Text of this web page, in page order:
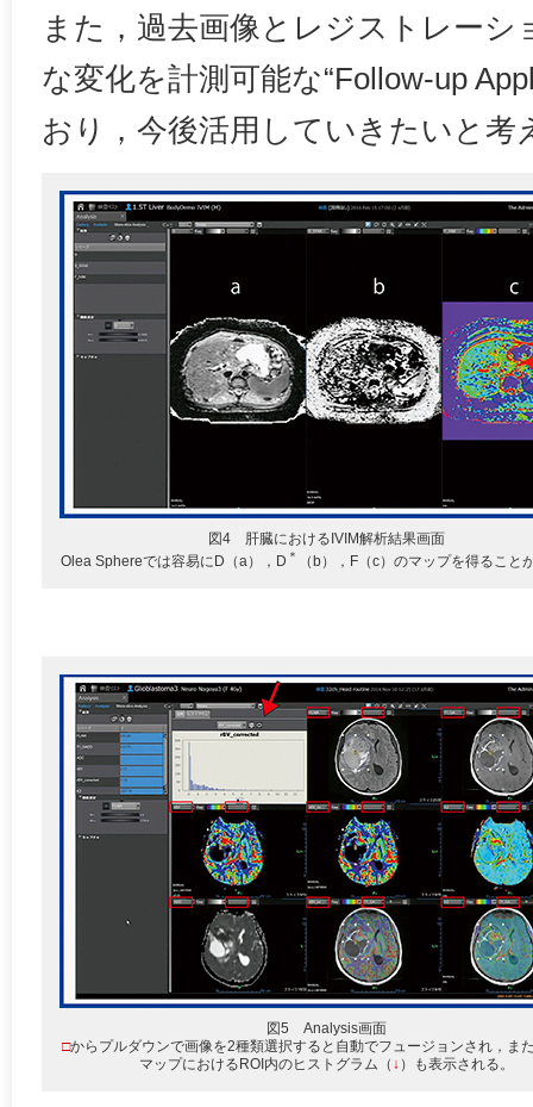
また，過去画像とレジストレーシ
な変化を計測可能な“Follow-up
おり，今後活用していきたいと考
図4 肝臓におけるIVIM解析結果画面
Olea Sphereでは容易にD（a），D ＊ （b），F（c）のマップを得ること
図5 Analysis画面
□からプルダウンで画像を2種類選択すると自動でフュージョンされ，ま
マップにおけるROI内のヒストグラム（ ↓ ）も表示される。